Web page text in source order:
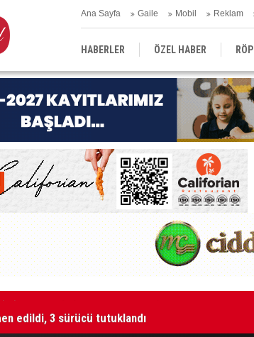
Ana Sayfa Gaile Mobil Reklam
HABERLER ÖZEL HABER
EĞİTİM YEREL YÖNETİM
edildi, 3 sürücü tutuklandı